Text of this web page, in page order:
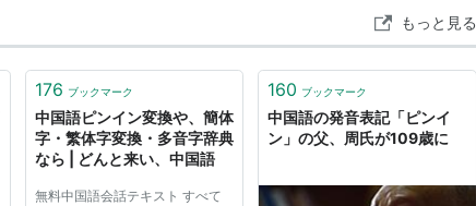
もっと見る
176 ブックマーク
中国語ピンイン変換や、簡体
字・繁体字変換・多音字辞典
なら | どんと来い、中国語
無料中国語会話テキスト すべて
160 ブックマーク
中国語の発音表記「ピンイ
ン」の父、周氏が109歳に